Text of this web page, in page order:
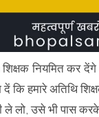
नियमित कर
दें कि हमारे अतिथि
ले लो, उसे भी पास